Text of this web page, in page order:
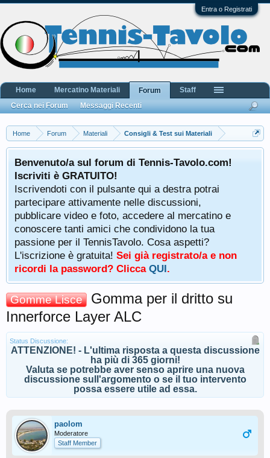
Entra o Registrati
Home Forum Materiali Consigli & Test sui Materiali
Benvenuto/a sul forum di Tennis-Tavolo.com!
Iscriviti è GRATUITO!
Iscrivendoti con il pulsante qui a destra potrai
partecipare attivamente nelle discussioni,
pubblicare video e foto, accedere al mercatino e
conoscere tanti amici che condividono la tua
passione per il TennisTavolo. Cosa aspetti?
L'iscrizione è gratuita! Sei già registrato/a e non
ricordi la password? Clicca QUI.
Gomme Lisce
Gomma per il dritto su
Innerforce Layer ALC
Status Discussione:
ATTENZIONE! - L'ultima risposta a questa discussione
ha più di 365 giorni!
Valuta se potrebbe aver senso aprire una nuova
discussione sull'argomento o se il tuo intervento
possa essere utile ad essa.
paolom
Moderatore
Staff Member
Home Mercatino Materiali
Forum
Cerca nei Forum
Messaggi Recenti
Staff